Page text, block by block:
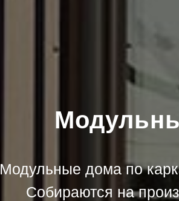
Модульные дома по
Собираются на